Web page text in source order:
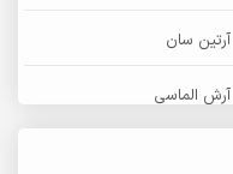
آرتین سان
آرش الماسی